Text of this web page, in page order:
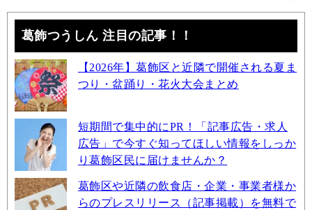
葛飾つうしん 注目の記事！！
【2026年】葛飾区と近隣で開催される夏ま
つり・盆踊り・花火大会まとめ
短期間で集中的にPR！「記事広告・求人
広告」で今すぐ知ってほしい情報をしっか
り葛飾区民に届けませんか？
葛飾区や近隣の飲食店・企業・事業者様か
らのプレスリリース（記事掲載）を無料で